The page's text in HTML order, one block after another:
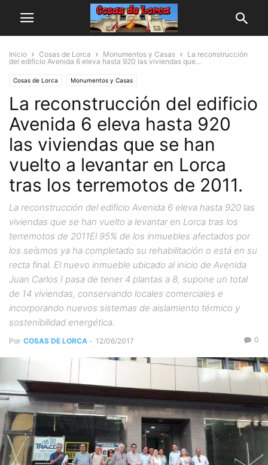
Inicio Cosas de Lorca Monumentos y Casas
La reconstrucción
del edificio Avenida 6 eleva hasta 920 las viviendas que...
Cosas de Lorca Monumentos y Casas
La reconstrucción del edificio
Avenida 6 eleva hasta 920
las viviendas que se han
vuelto a levantar en Lorca
tras los terremotos de 2011.
La reconstrucción del edificio Avenida 6 eleva hasta 920 las
viviendas que se han vuelto a levantar en Lorca tras los
terremotos de 2011El 95% de los inmuebles afectados por
los seísmos ya ha completado su rehabilitación o está en su
recta final. El nuevo inmueble ubicado al inicio de Avenida
Juan Carlos I pasa de tener 4 plantas a 8, supone un total
de 14 viviendas, conservando locales comerciales e
incorporando nuevos sistemas de aislamiento térmico y
sostenibilidad energética.
Por COSAS DE LORCA - 12/06/2017 0